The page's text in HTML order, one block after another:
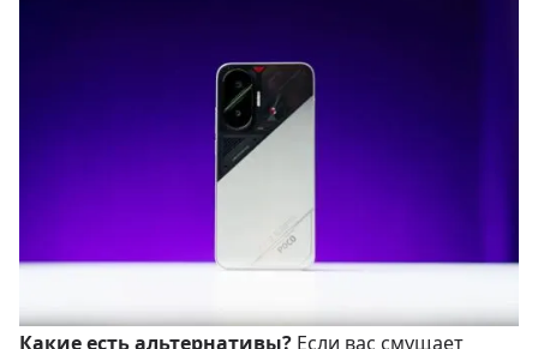
Какие есть альтернативы? Если вас смущает